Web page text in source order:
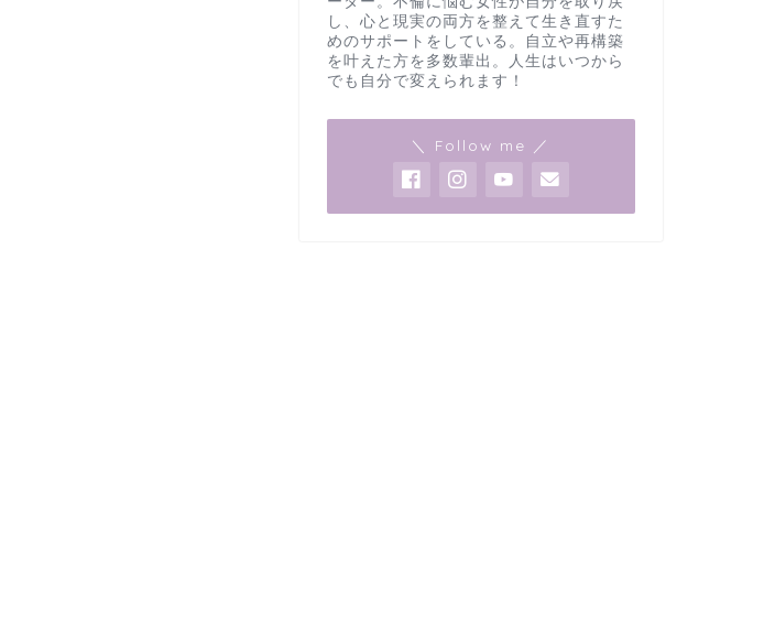
し、心と現実の両方を整えて生き直すた
めのサポートをしている。自立や再構築
を叶えた方を多数輩出。人生はいつから
でも自分で変えられます！
＼ Follow me ／